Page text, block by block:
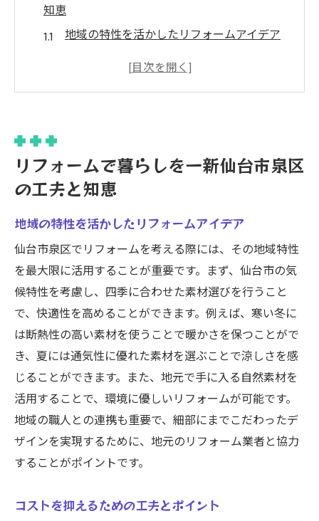
知恵
地域の特性を活かしたリフォームアイデア
コストを抑えるための工夫とポイント
リフォーム前に知っておきたい法律と規制
費用対効果を最大化仙台市泉区でのリフォーム
の秘訣
予算内で最大効果を得るためのプランニン
グ
信頼できる地元業者の選び方
費用対効果の高いリフォーム素材の選定
DIYで節約するためのアイデア
補助金や助成金を活用したリフォーム
長期的な視点で考えるリフォーム投資
住まいの快適さを追求仙台市泉区でのリフォー
ム事例
リフォームで改善された快適な生活事例
実際のリフォーム事例から学ぶポイント
断熱性能を向上させるリフォーム方法
リフォームで暮らしを一新仙台市泉区
の工夫と知恵
地域の特性を活かしたリフォームアイデア
仙台市泉区でリフォームを考える際には、その地域特性
を最大限に活用することが重要です。まず、仙台市の気
候特性を考慮し、四季に合わせた素材選びを行うこと
で、快適性を高めることができます。例えば、寒い冬に
は断熱性の高い素材を使うことで暖かさを保つことがで
き、夏には通気性に優れた素材を選ぶことで涼しさを感
じることができます。また、地元で手に入る自然素材を
活用することで、環境に優しいリフォームが可能です。
地域の職人との連携も重要で、細部にまでこだわったデ
ザインを実現するために、地元のリフォーム業者と協力
することがポイントです。
コストを抑えるための工夫とポイント